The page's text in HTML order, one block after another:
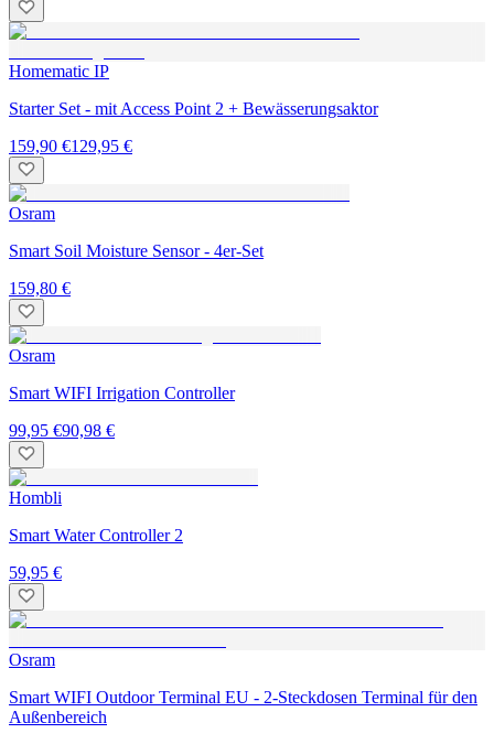
Homematic IP
Starter Set - mit Access Point 2 + Bewässerungsaktor
159,90 €129,95 €
Osram
Smart Soil Moisture Sensor - 4er-Set
159,80 €
Osram
Smart WIFI Irrigation Controller
99,95 €90,98 €
Hombli
Smart Water Controller 2
59,95 €
Osram
Smart WIFI Outdoor Terminal EU - 2-Steckdosen Terminal für den
Außenbereich